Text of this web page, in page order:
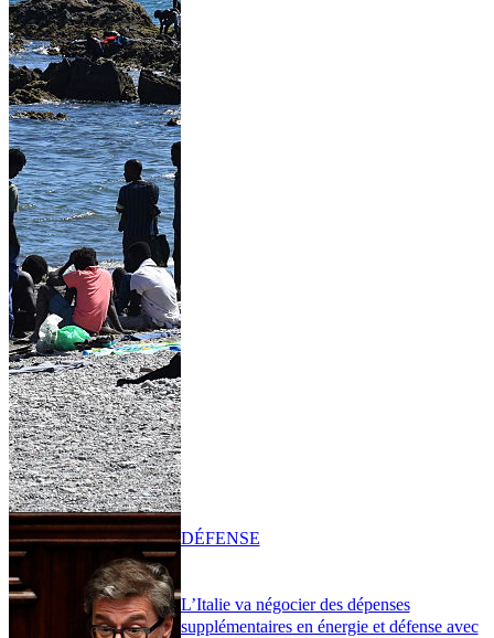
L’Italie va négocier des dépenses
supplémentaires en énergie et défense avec
DÉFENSE